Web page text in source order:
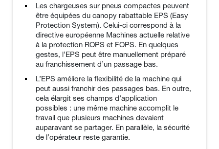
Les chargeuses sur pneus compactes peuvent
être équipées du canopy rabattable EPS (Easy
Protection System). Celui-ci correspond à la
directive européenne Machines actuelle relative
à la protection ROPS et FOPS. En quelques
gestes, l’EPS peut être manuellement préparé
au franchissement d’un passage bas.
L’EPS améliore la flexibilité de la machine qui
peut aussi franchir des passages bas. En outre,
cela élargit ses champs d’application
possibles : une même machine accomplit le
travail que plusieurs machines devaient
auparavant se partager. En parallèle, la sécurité
de l’opérateur reste garantie.